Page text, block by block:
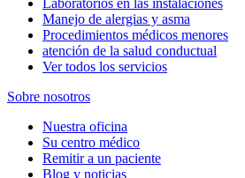
Manejo de alergias y asma
Procedimientos médicos menores
atención de la salud conductual
Ver todos los servicios
Sobre nosotros
Nuestra oficina
Su centro médico
Remitir a un paciente
Blog y noticias